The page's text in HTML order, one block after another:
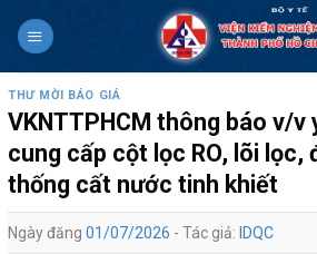
THƯ MỜI BÁO GIÁ
VKNTTPHCM thông báo v/v
cung cấp cột lọc RO, lõi lọc,
thống cất nước tinh khiết
Ngày đăng 01/07/2026 - Tác giả: IDQC